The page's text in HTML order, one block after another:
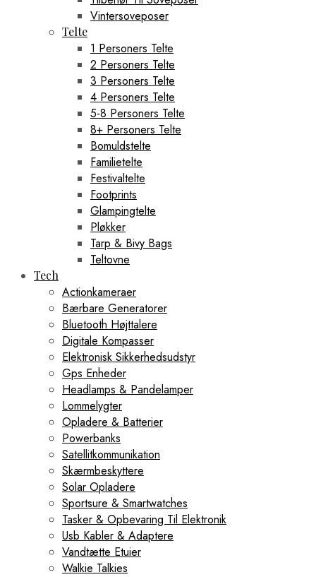
Vintersoveposer
Telte
1 Personers Telte
2 Personers Telte
3 Personers Telte
4 Personers Telte
5-8 Personers Telte
8+ Personers Telte
Bomuldstelte
Familietelte
Festivaltelte
Footprints
Glampingtelte
Pløkker
Tarp & Bivy Bags
Teltovne
Tech
Actionkameraer
Bærbare Generatorer
Bluetooth Højttalere
Digitale Kompasser
Elektronisk Sikkerhedsudstyr
Gps Enheder
Headlamps & Pandelamper
Lommelygter
Opladere & Batterier
Powerbanks
Satellitkommunikation
Skærmbeskyttere
Solar Opladere
Sportsure & Smartwatches
Tasker & Opbevaring Til Elektronik
Usb Kabler & Adaptere
Vandtætte Etuier
Walkie Talkies